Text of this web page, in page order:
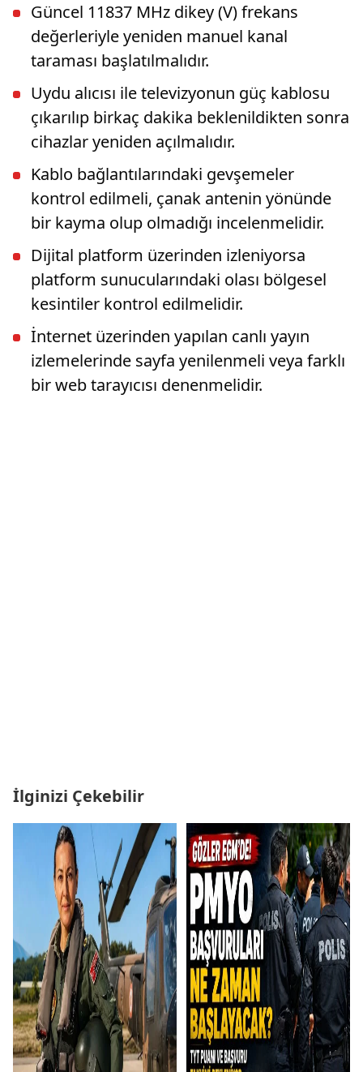
Güncel 11837 MHz dikey (V) frekans
değerleriyle yeniden manuel kanal
taraması başlatılmalıdır.
Uydu alıcısı ile televizyonun güç kablosu
çıkarılıp birkaç dakika beklenildikten sonra
cihazlar yeniden açılmalıdır.
Kablo bağlantılarındaki gevşemeler
kontrol edilmeli, çanak antenin yönünde
bir kayma olup olmadığı incelenmelidir.
Dijital platform üzerinden izleniyorsa
platform sunucularındaki olası bölgesel
kesintiler kontrol edilmelidir.
İnternet üzerinden yapılan canlı yayın
izlemelerinde sayfa yenilenmeli veya farklı
bir web tarayıcısı denenmelidir.
İlginizi Çekebilir